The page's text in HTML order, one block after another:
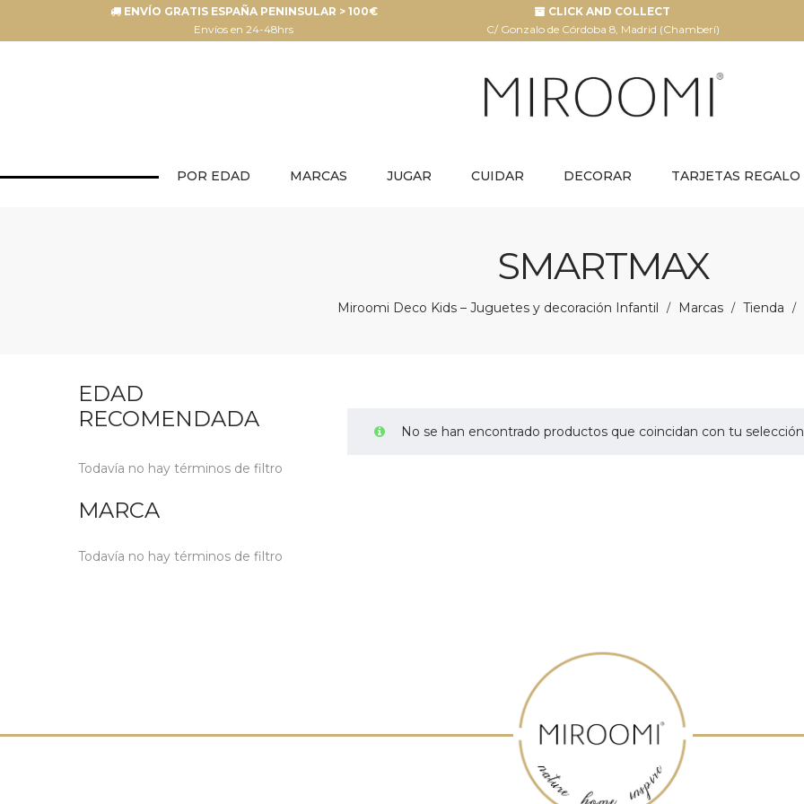
ENVÍO GRATIS ESPAÑA PENINSULAR > 100€
Envíos en 24-48hrs
CLICK AND COLLECT
C/ Gonzalo de Córdoba 8, Madrid (Chamberí)
POR EDAD MARCAS JUGAR CUIDAR DECORAR TARJETAS REGALO
SMARTMAX
Miroomi Deco Kids – Juguetes y decoración Infantil / Marcas / Tienda /
No se han encontrado productos que coincidan con tu
EDAD
RECOMENDADA
Todavía no hay términos de filtro
MARCA
Todavía no hay términos de filtro